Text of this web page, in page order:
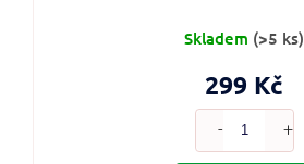
299 Kč
Skladem (>5 ks)